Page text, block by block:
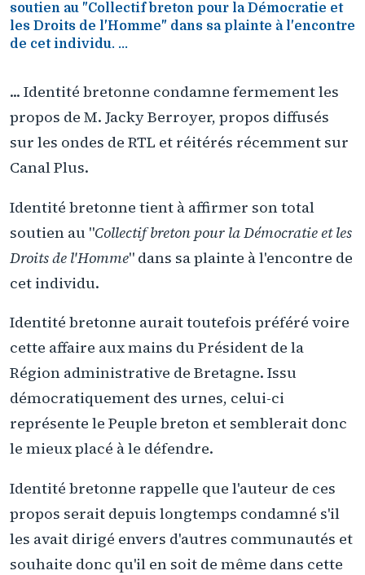
soutien au "Collectif breton pour la Démocratie et
les Droits de l'Homme" dans sa plainte à l'encontre
de cet individu. ...
... Identité bretonne condamne fermement les
propos de M. Jacky Berroyer, propos diffusés
sur les ondes de RTL et réitérés récemment sur
Canal Plus.
Identité bretonne tient à affirmer son total
soutien au "Collectif breton pour la Démocratie et les
Droits de l'Homme" dans sa plainte à l'encontre de
cet individu.
Identité bretonne aurait toutefois préféré voire
cette affaire aux mains du Président de la
Région administrative de Bretagne. Issu
démocratiquement des urnes, celui-ci
représente le Peuple breton et semblerait donc
le mieux placé à le défendre.
Identité bretonne rappelle que l'auteur de ces
propos serait depuis longtemps condamné s'il
les avait dirigé envers d'autres communautés et
souhaite donc qu'il en soit de même dans cette